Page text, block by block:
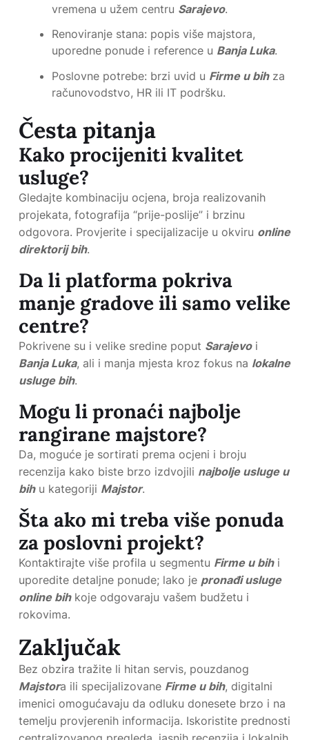
vremena u užem centru Sarajevo.
Renoviranje stana: popis više majstora,
uporedne ponude i reference u Banja Luka.
Poslovne potrebe: brzi uvid u Firme u bihza
računovodstvo, HR ili IT podršku.
Česta pitanja
Kako procijeniti kvalitet
usluge?
Gledajte kombinaciju ocjena, broja realizovanih
projekata, fotografija “prije-poslije” i brzinu
odgovora. Provjerite i specijalizacije u okviru online
direktorij bih.
Da li platforma pokriva
manje gradove ili samo velike
centre?
Pokrivene su i velike sredine poput Sarajevoi
Banja Luka, ali i manja mjesta kroz fokus na lokalne
usluge bih.
Mogu li pronaći najbolje
rangirane majstore?
Da, moguće je sortirati prema ocjeni i broju
recenzija kako biste brzo izdvojili najbolje usluge u
bihu kategoriji Majstor.
Šta ako mi treba više ponuda
za poslovni projekt?
Kontaktirajte više profila u segmentu Firme u bihi
uporedite detaljne ponude; lako je pronađi usluge
online bihkoje odgovaraju vašem budžetu i
rokovima.
Zaključak
Bez obzira tražite li hitan servis, pouzdanog
Majstora ili specijalizovane Firme u bih, digitalni
imenici omogućavaju da odluku donesete brzo i na
temelju provjerenih informacija. Iskoristite prednosti